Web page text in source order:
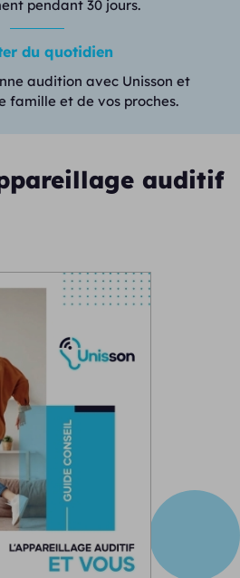
pendant 30 jours.
du quotidien
audition avec Unisson et
famille et de vos proches.
auditif